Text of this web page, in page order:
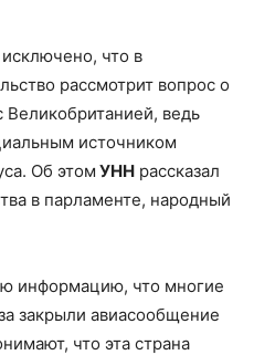
что в
рассмотрит вопрос о
ведь
источником
Об этом УНН рассказал
в парламенте, народный
информацию, что многие
закрыли авиасообщение
что эта страна